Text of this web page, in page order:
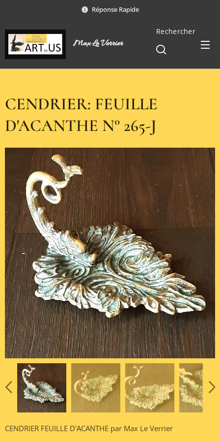
Réponse Rapide
Max Le Verrier
Rechercher
CENDRIER: FEUILLE
D'ACANTHE N° 265-J
CENDRIER FEUILLE D'ACANTHE par Max Le Verrier